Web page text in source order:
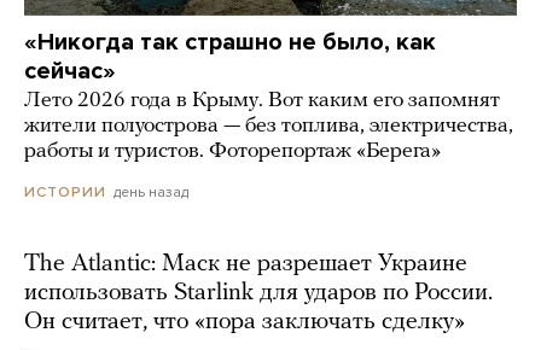
«Никогда так страшно не было, как
сейчас»
Лето 2026 года в Крыму. Вот каким его запомнят
жители полуострова — без топлива, электричества,
работы и туристов. Фоторепортаж «Берега»
ИСТОРИИ день назад
The Atlantic: Маск не разрешает Украине
использовать Starlink для ударов по России.
Он считает, что «пора заключать сделку»